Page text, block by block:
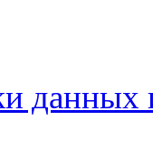
данных